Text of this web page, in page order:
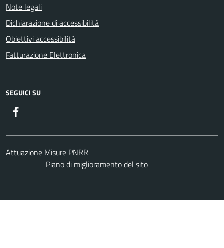
Note legali
Dichiarazione di accessibilità
Obiettivi accessibilità
Fatturazione Elettronica
SEGUICI SU
Attuazione Misure PNRR
Piano di miglioramento del sito